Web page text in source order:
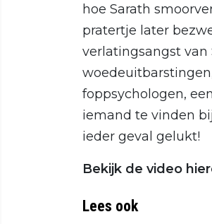
hoe Sarath
pratertje later
verlatingsangst van
foppsychologen,
iemand te vinden
ieder geval gelukt!
Bekijk de video
Lees ook